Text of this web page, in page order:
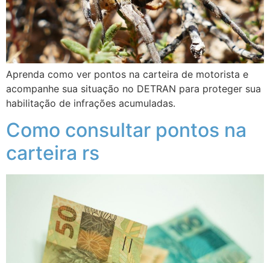
Aprenda como ver pontos na carteira de motorista e
acompanhe sua situação no DETRAN para proteger sua
habilitação de infrações acumuladas.
Como consultar pontos na
carteira rs